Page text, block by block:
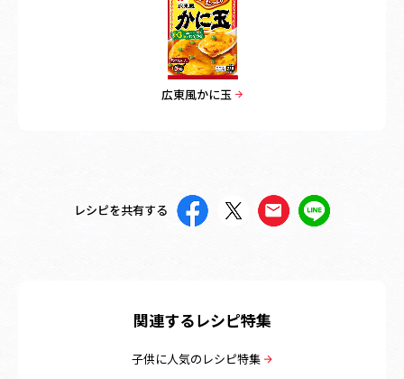
広東風かに玉
レシピを共有する
関連するレシピ特集
子供に人気のレシピ特集